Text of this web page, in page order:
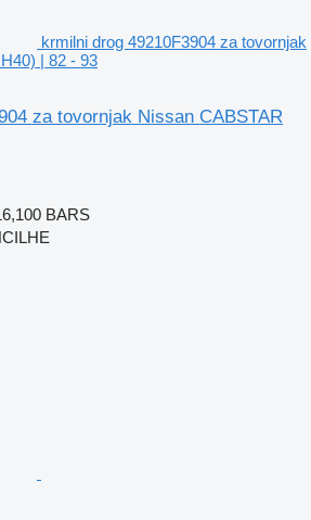
krmilni drog 49210F3904 za tovornjak
| 82 - 93
za tovornjak Nissan CABSTAR
BARS